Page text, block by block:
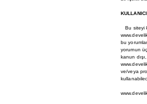
Bu siteyi
bu
yorumun
kanun
ve/veya